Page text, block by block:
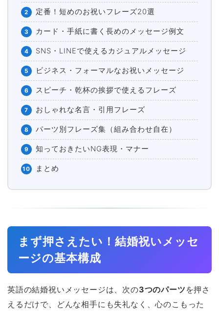
2 定番！短めのお祝いフレーズ20選
3 カード・手紙に書く長めのメッセージ例文
4 SNS・LINEで使えるカジュアルメッセージ
5 ビジネス・フォーマルなお祝いメッセージ
6 スピーチ・乾杯の挨拶で使えるフレーズ
7 おしゃれな名言・引用フレーズ
8 パーツ別フレーズ集（組み合わせ自在）
9 知っておきたいNG表現・マナー
10 まとめ
まず押さえたい！結婚祝いメッセ
ージの基本構成
英語の結婚祝いメッセージは、次の3つのパーツ を押さ
えるだけで、どんな相手にも失礼なく、心のこもった